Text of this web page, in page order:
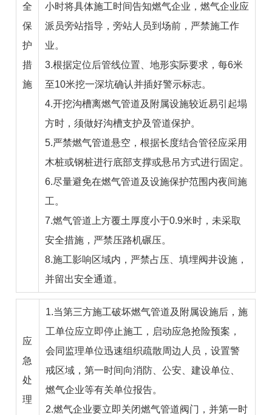
全
保
护
措
施
小时将具体施工时间告知燃气企业，燃气企业应
派员旁站指导，旁站人员到场前，严禁施工作
业。
3.根据定位后管线位置、地形实际要求，每6米
至10米挖一深坑确认并插好警示标志。
4.开挖沟槽离燃气管道及附属设施较近易引起塌
方时，须做好沟槽支护及管道保护。
5.严禁燃气管道悬空，根据长度结合管径应采用
木桩或钢桩进行底部支撑或悬吊方式进行固定。
6.尽量避免在燃气管道及设施保护范围内夜间施
工。
7.燃气管道上方覆土厚度小于0.9米时，未采取
安全措施，严禁压路机碾压。
8.施工影响区域内，严禁占压、填埋阀井设施，
并留出安全通道。
应
急
处
理
1.当第三方施工破坏燃气管道及附属设施后，施
工单位应立即停止施工，启动应急抢险预案，
会同监理单位迅速组织疏散周边人员，设置警
戒区域，第一时间向消防、公安、建设单位、
燃气企业等有关单位报告。
2.燃气企业要立即关闭燃气管道阀门，并第一时